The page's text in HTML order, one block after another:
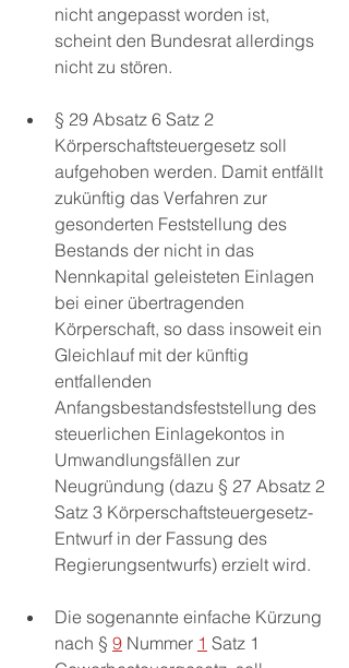
nicht angepasst worden ist,
scheint den Bundesrat allerdings
nicht zu stören.
§ 29 Absatz 6 Satz 2
Körperschaftsteuergesetz soll
aufgehoben werden. Damit entfällt
zukünftig das Verfahren zur
gesonderten Feststellung des
Bestands der nicht in das
Nennkapital geleisteten Einlagen
bei einer übertragenden
Körperschaft, so dass insoweit ein
Gleichlauf mit der künftig
entfallenden
Anfangsbestandsfeststellung des
steuerlichen Einlagekontos in
Umwandlungsfällen zur
Neugründung (dazu § 27 Absatz 2
Satz 3 Körperschaftsteuergesetz-
Entwurf in der Fassung des
Regierungsentwurfs) erzielt wird.
Die sogenannte einfache Kürzung
nach § 9 Nummer 1 Satz 1